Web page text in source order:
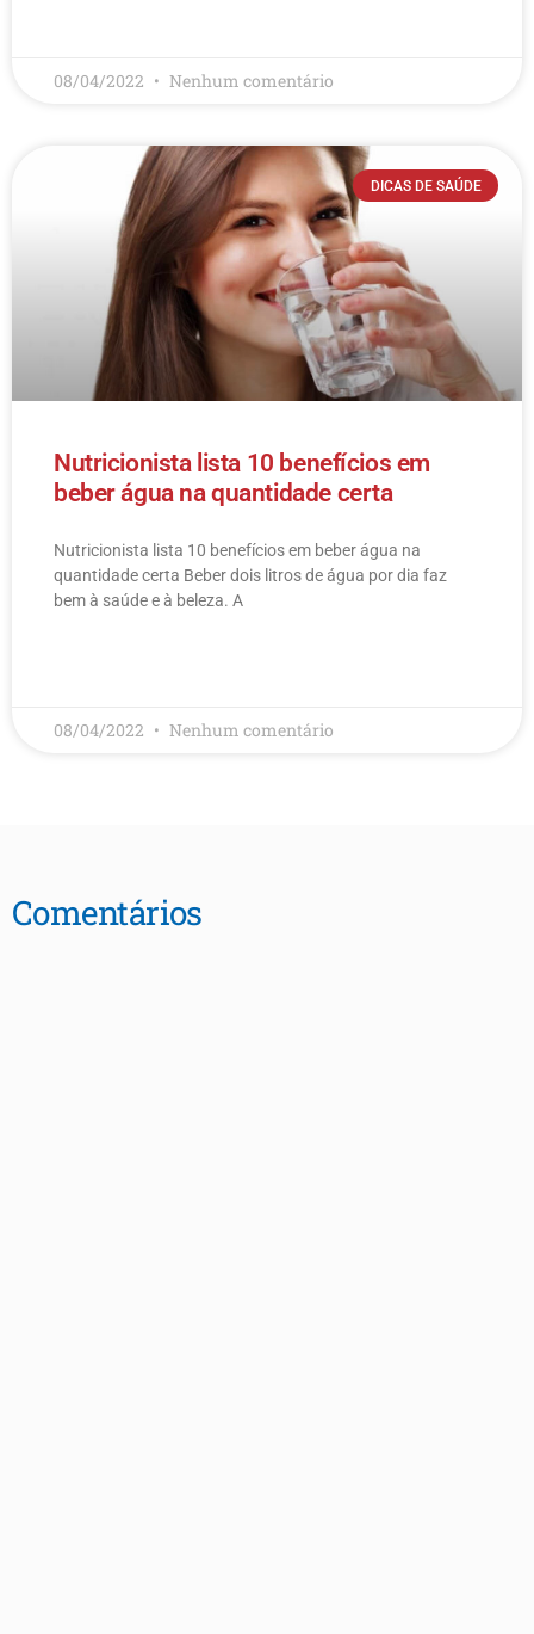
08/04/2022 Nenhum comentário
DICAS DE SAÚDE
Nutricionista lista 10 benefícios em
beber água na quantidade certa
Nutricionista lista 10 benefícios em beber água na
quantidade certa Beber dois litros de água por dia faz
bem à saúde e à beleza. A
08/04/2022 Nenhum comentário
Comentários